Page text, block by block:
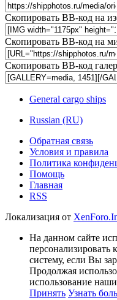
Скопировать BB-код на
Скопировать BB-код на
Скопировать BB-код
General cargo ships
Russian (RU)
Обратная связь
Условия и правила
Политика
Помощь
Главная
RSS
Локализация от
На данном сайте
персонализировать
систему, если Вы
Продолжая
использование
Принять Узнать